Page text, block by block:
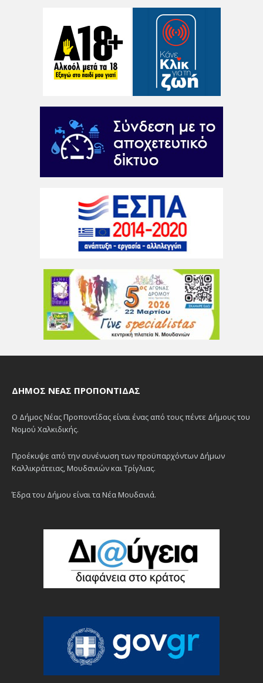
ΔΉΜΟΣ ΝΈΑΣ ΠΡΟΠΟΝΤΊΔΑΣ
Ο Δήμος Νέας Προποντίδας είναι ένας από τους πέντε Δήμους του
Νομού Χαλκιδικής.
Προέκυψε από την συνένωση των προϋπαρχόντων Δήμων
Καλλικράτειας, Μουδανιών και Τρίγλιας.
Έδρα του Δήμου είναι τα Νέα Μουδανιά.